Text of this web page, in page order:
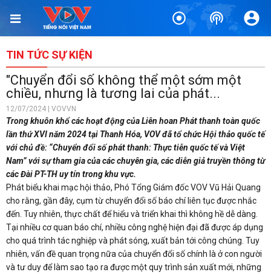
TIN TỨC SỰ KIỆN
"Chuyển đổi số không thể một sớm một
chiều, nhưng là tương lai của phát...
12/07/2024 | VOVVN
Trong khuôn khổ các hoạt động của Liên hoan Phát thanh toàn quốc
lần thứ XVI năm 2024 tại Thanh Hóa, VOV đã tổ chức Hội thảo quốc tế
với chủ đề: “Chuyển đổi số phát thanh: Thực tiễn quốc tế và Việt
Nam” với sự tham gia của các chuyên gia, các diễn giả truyền thông từ
các Đài PT-TH uy tín trong khu vực.
Phát biểu khai mạc hội thảo, Phó Tổng Giám đốc VOV Vũ Hải Quang
cho rằng, gần đây, cụm từ chuyển đổi số báo chí liên tục được nhắc
đến. Tuy nhiên, thực chất để hiểu và triển khai thì không hề dễ dàng.
Tại nhiều cơ quan báo chí, nhiều công nghệ hiện đại đã được áp dụng
cho quá trình tác nghiệp và phát sóng, xuất bản tới công chúng. Tuy
nhiên, vấn đề quan trọng nữa của chuyển đổi số chính là ở con người
và tư duy để làm sao tạo ra được một quy trình sản xuất mới, những